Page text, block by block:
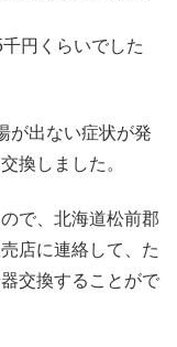
円くらいでした
が出ない症状が発
換しました。
で、北海道松前郡
店に連絡して、た
交換することがで